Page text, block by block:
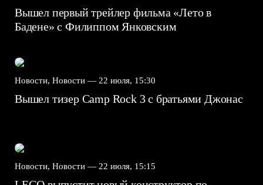
Вышел первый трейлер фильма «Лето в
Бадене» с Филиппом Янковским
Новости, Новости — 22 июля, 15:30
Вышел тизер Camp Rock 3 с братьями Джонас
Новости, Новости — 22 июля, 15:15